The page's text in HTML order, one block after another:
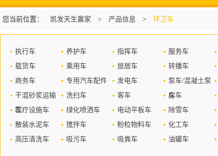
家
您当前位置： 凯发天生赢家 > 产品信息 > 环卫车
执行车 养护车 指挥车
服务车
载货车
乘用车 旅居车
转播车
商务车
专用汽车配件 发电车
泵车/混凝土泵
车
干混砂浆运输
车
洗扫车 客车
房车
医疗设施车
绿化喷洒车 电动平板车
除雪车
散装水泥车
搅拌车 粉粒物料车
化工车
高压清洗车
吸污车 吸粪车 油罐车